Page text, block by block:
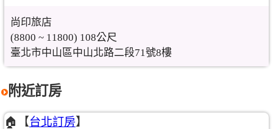
尚印旅店
(8800 ~ 11800) 108公尺
臺北市中山區中山北路二段71號8樓
附近訂房
🏠【台北訂房】